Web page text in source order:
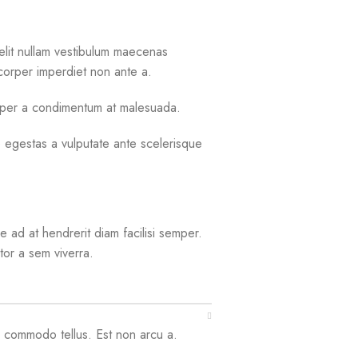
nullam vestibulum maecenas
imperdiet non ante a.
a condimentum at malesuada.
a vulputate ante scelerisque
ad at hendrerit diam facilisi semper.
a sem viverra.
tellus. Est non arcu a.